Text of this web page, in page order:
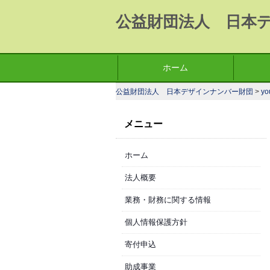
公益財団法人 日本
メインメニュー
テ
ツ
へ
移
動
ホーム
公益財団法人 日本デザインナンバー財団 >
メニュー
ホーム
法人概要
業務・財務に関する情報
個人情報保護方針
寄付申込
助成事業